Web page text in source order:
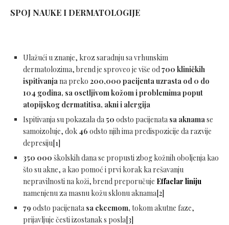
SPOJ NAUKE I DERMATOLOGIJE
Ulažući u znanje, kroz saradnju sa vrhunskim
dermatolozima, brend je sproveo je više od700 kliničkih
ispitivanjana preko 200,000 pacijenta uzrasta od 0 do
104 godina, sa osetljivom kožom i problemima poput
atopijskog dermatitisa, akni i alergija
Ispitivanja su pokazala da 50 odsto pacijenata sa aknamase
samoizoluje, dok 46 odsto njih ima predispozicije da razvije
depresiju[1]
350 000 školskih dana se propusti zbog kožnih oboljenja kao
što su akne, a kao pomoć i prvi korak ka rešavanju
nepravilnosti na koži, brend preporučuje Effaclar liniju
namenjenu za masnu kožu sklonu aknama[2]
79 odsto pacijenata sa ekcemom, tokom akutne faze,
prijavljuje česti izostanak s posla[3]